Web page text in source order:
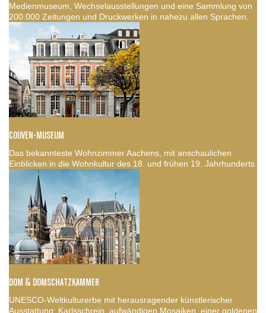
Medienmuseum, Wechselausstellungen und eine Sammlung von
200.000 Zeitungen und Druckwerken in nahezu allen Sprachen.
COUVEN-MUSEUM
Das bekannteste Wohnzimmer Aachens, mit anschaulichen
Einblicken in die Wohnkultur des 18. und frühen 19. Jahrhunderts.
DOM & DOMSCHATZKAMMER
UNESCO-Weltkulturerbe mit herausragender künstlerischer
Ausstattung: Karlsschrein, aufwändigen Mosaiken, einer goldenen